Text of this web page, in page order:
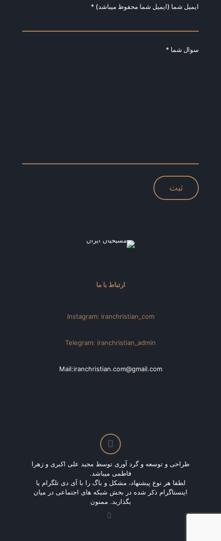
ایمیل شما (ایمیل شما محفوظ میباشد) *
سوال شما *
ارتباط با ما
Instagram: iranchristian_com
Telegram: iranchristian_admin
Mail:iranchristian.com@gmail.com
طراحی و توسعه و گرد آوری توسط مجید علی اکبری و زهرا
فاطمی میباشد.
لطفا هر نوع پیشنهاد، مشکل و باگ را با آی دی تلگرام یا
اینستاگرام ذکر شده در بخش شبکه های اجتماعی در میان
بگذارید. ممنون